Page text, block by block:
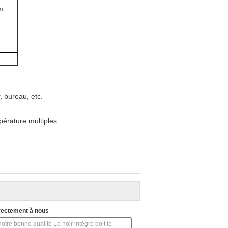
bureau, etc.
multiples.
à nous